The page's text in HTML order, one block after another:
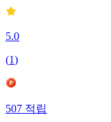
5.0
(1)
507적립